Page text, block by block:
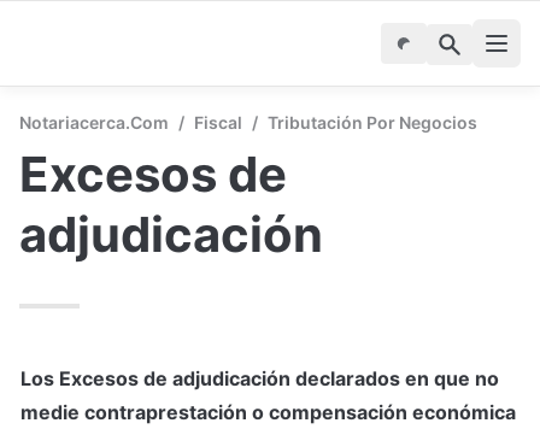
Notariacerca.com / Fiscal / Tributación Por Negocios
Excesos de
adjudicación
Los Excesos de adjudicación declarados en que no
medie contraprestación o compensación económica